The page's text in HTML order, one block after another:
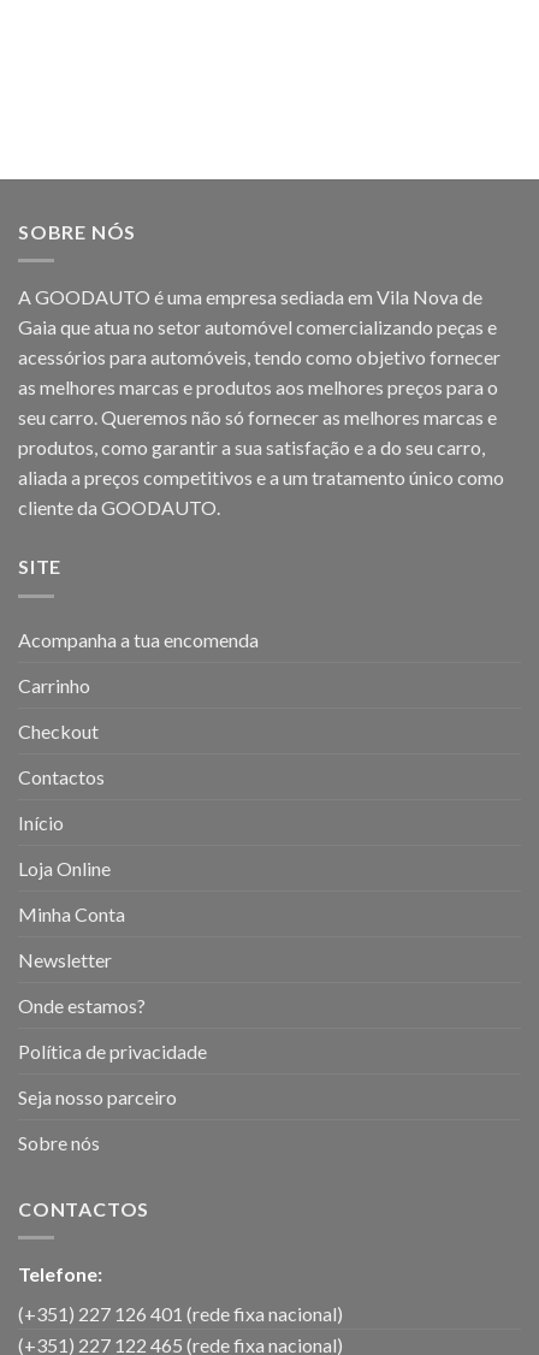
SOBRE NÓS
A GOODAUTO é uma empresa sediada em Vila Nova de
Gaia que atua no setor automóvel comercializando peças e
acessórios para automóveis, tendo como objetivo fornecer
as melhores marcas e produtos aos melhores preços para o
seu carro. Queremos não só fornecer as melhores marcas e
produtos, como garantir a sua satisfação e a do seu carro,
aliada a preços competitivos e a um tratamento único como
cliente da GOODAUTO.
SITE
Acompanha a tua encomenda
Carrinho
Checkout
Contactos
Início
Loja Online
Minha Conta
Newsletter
Onde estamos?
Política de privacidade
Seja nosso parceiro
Sobre nós
CONTACTOS
Telefone:
(+351) 227 126 401 (rede fixa nacional)
(+351) 227 122 465 (rede fixa nacional)